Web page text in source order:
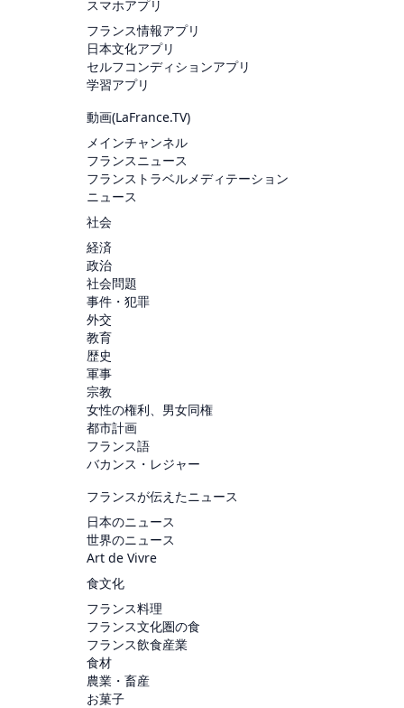
スマホアプリ
フランス情報アプリ
日本文化アプリ
セルフコンディションアプリ
学習アプリ
動画(LaFrance.TV)
メインチャンネル
フランスニュース
フランストラベルメディテーション
ニュース
社会
経済
政治
社会問題
事件・犯罪
外交
教育
歴史
軍事
宗教
女性の権利、男女同権
都市計画
フランス語
バカンス・レジャー
フランスが伝えたニュース
日本のニュース
世界のニュース
Art de Vivre
食文化
フランス料理
フランス文化圏の食
フランス飲食産業
食材
農業・畜産
お菓子